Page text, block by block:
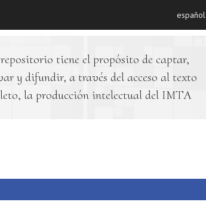
español
tiene el propósito de captar,
y difundir, a través del acceso al texto
la producción intelectual del IMTA